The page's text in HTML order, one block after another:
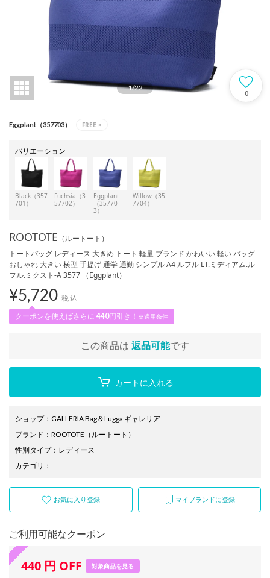
1/22
0
Eggplant（357703） FREE ×
バリエーション
Black（357
701）
Fuchsia（3
57702）
Eggplant
（35770
3）
Willow（35
7704）
ROOTOTE （ルートート）
トートバッグ レディース 大きめ トート 軽量 ブランド かわいい 軽い バッグ
おしゃれ 大きい 横型 手提げ 通学 通勤 シンプル A4 ルフル LT.ミディアム.ル
フル.ミクスト-A 3577 （Eggplant）
¥5,720 税込
クーポンを使えばさらに 440円引き！ ※適用条件
この商品は 返品可能です
カートに入れる
ショップ： GALLERIA Bag＆Lugga ギャレリア
ブランド ： ROOTOTE （ルートート）
性別タイプ： レディース
カテゴリ ：
お気に入り登録 マイブランドに登録
ご利用可能なクーポン
440 円 OFF 対象商品を見る